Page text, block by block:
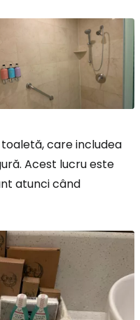
care includea
Acest lucru este
atunci când